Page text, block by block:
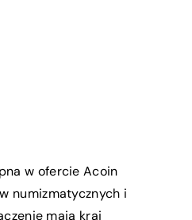
w ofercie Acoin
numizmatycznych i
mają kraj